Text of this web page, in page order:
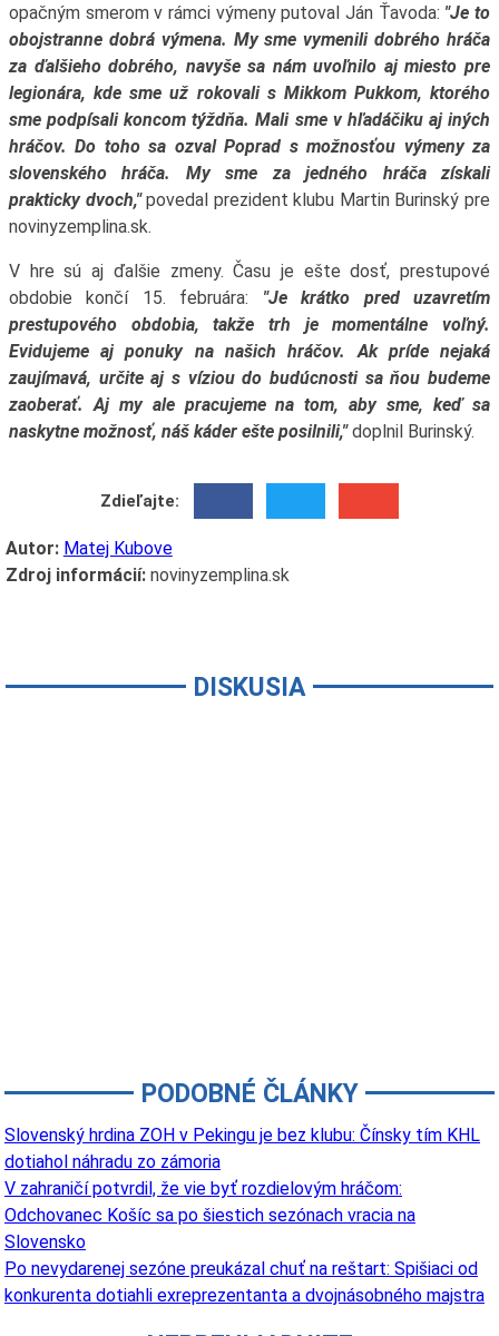
opačným smerom v rámci výmeny putoval Ján Ťavoda: "Je to
obojstranne dobrá výmena. My sme vymenili dobrého hráča
za ďalšieho dobrého, navyše sa nám uvoľnilo aj miesto pre
legionára, kde sme už rokovali s Mikkom Pukkom, ktorého
sme podpísali koncom týždňa. Mali sme v hľadáčiku aj iných
hráčov. Do toho sa ozval Poprad s možnosťou výmeny za
slovenského hráča. My sme za jedného hráča získali
prakticky dvoch,"povedal prezident klubu Martin Burinský pre
novinyzemplina.sk.
V hre sú aj ďalšie zmeny. Času je ešte dosť, prestupové
obdobie končí 15. februára: "Je krátko pred uzavretím
prestupového obdobia, takže trh je momentálne voľný.
Evidujeme aj ponuky na našich hráčov. Ak príde nejaká
zaujímavá, určite aj s víziou do budúcnosti sa ňou budeme
zaoberať. Aj my ale pracujeme na tom, aby sme, keď sa
naskytne možnosť, náš káder ešte posilnili,"doplnil Burinský.
Zdieľajte:
Autor: Matej Kubove
Zdroj informácií:novinyzemplina.sk
DISKUSIA
PODOBNÉ ČLÁNKY
Slovenský hrdina ZOH v Pekingu je bez klubu: Čínsky tím KHL
dotiahol náhradu zo zámoria
V zahraničí potvrdil, že vie byť rozdielovým hráčom:
Odchovanec Košíc sa po šiestich sezónach vracia na
Slovensko
Po nevydarenej sezóne preukázal chuť na reštart: Spišiaci od
konkurenta dotiahli exreprezentanta a dvojnásobného majstra